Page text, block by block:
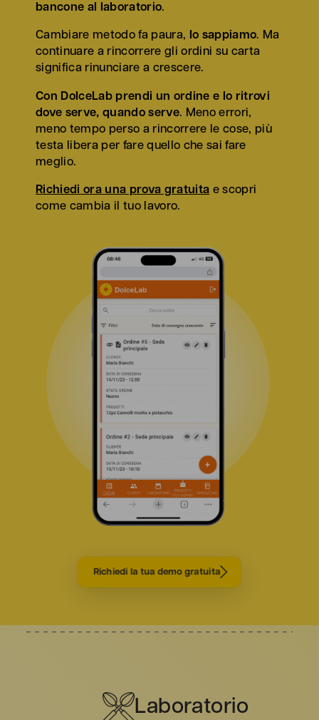
bancone al laboratorio.
Cambiare metodo fa paura, lo sappiamo. Ma
continuare a rincorrere gli ordini su carta
significa rinunciare a crescere.
Con DolceLab prendi un ordine e lo ritrovi
dove serve, quando serve. Meno errori,
meno tempo perso a rincorrere le cose, più
testa libera per fare quello che sai fare
meglio.
Richiedi ora una prova gratuita e scopri
come cambia il tuo lavoro.
Richiedi la tua demo gratuita
Laboratorio